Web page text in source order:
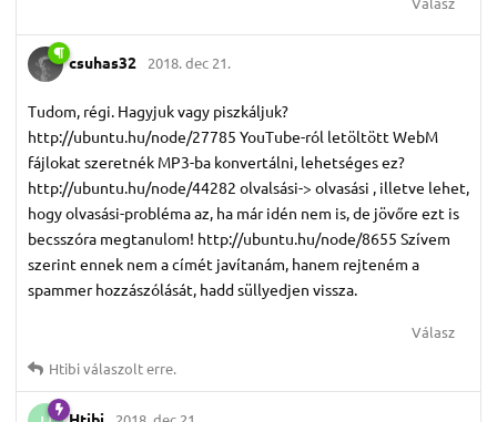
csuhas32 2018. dec 21.
Tudom, régi. Hagyjuk vagy piszkáljuk?
http://ubuntu.hu/node/27785 YouTube-ról letöltött WebM
fájlokat szeretnék MP3-ba konvertálni, lehetséges ez?
http://ubuntu.hu/node/44282 olvalsási-> olvasási , illetve lehet,
hogy olvasási-probléma az, ha már idén nem is, de jövőre ezt is
becsszóra megtanulom! http://ubuntu.hu/node/8655 Szívem
szerint ennek nem a címét javítanám, hanem rejteném a
spammer hozzászólását, hadd süllyedjen vissza.
Válasz
Htibiválaszolt erre.